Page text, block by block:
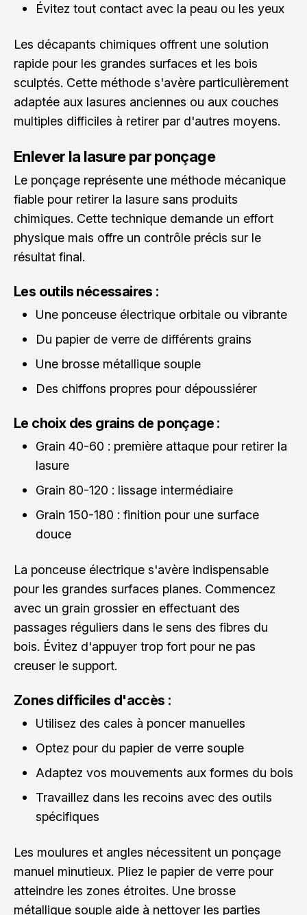
Évitez tout contact avec la peau ou les yeux
Les décapants chimiques offrent une solution
rapide pour les grandes surfaces et les bois
sculptés. Cette méthode s'avère particulièrement
adaptée aux lasures anciennes ou aux couches
multiples difficiles à retirer par d'autres moyens.
Enlever la lasure par ponçage
Le ponçage représente une méthode mécanique
fiable pour retirer la lasure sans produits
chimiques. Cette technique demande un effort
physique mais offre un contrôle précis sur le
résultat final.
Les outils nécessaires :
Une ponceuse électrique orbitale ou vibrante
Du papier de verre de différents grains
Une brosse métallique souple
Des chiffons propres pour dépoussiérer
Le choix des grains de ponçage :
Grain 40-60 : première attaque pour retirer la
lasure
Grain 80-120 : lissage intermédiaire
Grain 150-180 : finition pour une surface
douce
La ponceuse électrique s'avère indispensable
pour les grandes surfaces planes. Commencez
avec un grain grossier en effectuant des
passages réguliers dans le sens des fibres du
bois. Évitez d'appuyer trop fort pour ne pas
creuser le support.
Zones difficiles d'accès :
Utilisez des cales à poncer manuelles
Optez pour du papier de verre souple
Adaptez vos mouvements aux formes du bois
Travaillez dans les recoins avec des outils
spécifiques
Les moulures et angles nécessitent un ponçage
manuel minutieux. Pliez le papier de verre pour
atteindre les zones étroites. Une brosse
métallique souple aide à nettoyer les parties